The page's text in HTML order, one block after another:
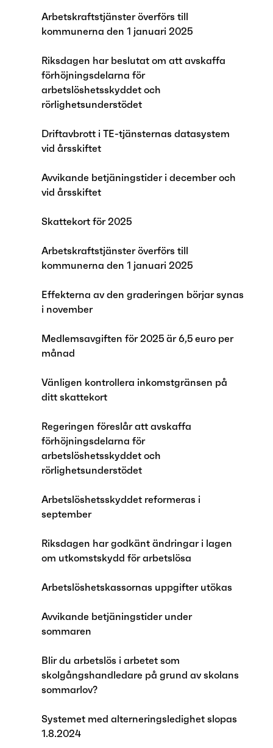
Arbetskraftstjänster överförs till
kommunerna den 1 januari 2025
Riksdagen har beslutat om att avskaffa
förhöjningsdelarna för
arbetslöshetsskyddet och
rörlighetsunderstödet
Driftavbrott i TE-tjänsternas datasystem
vid årsskiftet
Avvikande betjäningstider i december och
vid årsskiftet
Skattekort för 2025
Arbetskraftstjänster överförs till
kommunerna den 1 januari 2025
Effekterna av den graderingen börjar synas
i november
Medlemsavgiften för 2025 är 6,5 euro per
månad
Vänligen kontrollera inkomstgränsen på
ditt skattekort
Regeringen föreslår att avskaffa
förhöjningsdelarna för
arbetslöshetsskyddet och
rörlighetsunderstödet
Arbetslöshetsskyddet reformeras i
september
Riksdagen har godkänt ändringar i lagen
om utkomstskydd för arbetslösa
Arbetslöshetskassornas uppgifter utökas
Avvikande betjäningstider under
sommaren
Blir du arbetslös i arbetet som
skolgångshandledare på grund av skolans
sommarlov?
Systemet med alterneringsledighet slopas
1.8.2024